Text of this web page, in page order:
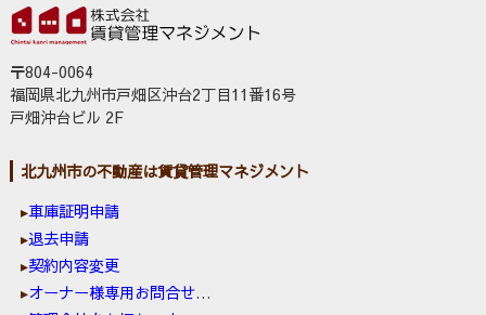
〒804-0064
福岡県北九州市戸畑区沖台2丁目11番16号
戸畑沖台ビル 2F
北九州市の不動産は賃貸管理マネジメント
車庫証明申請
退去申請
契約内容変更
オーナー様専用お問合せ窓口